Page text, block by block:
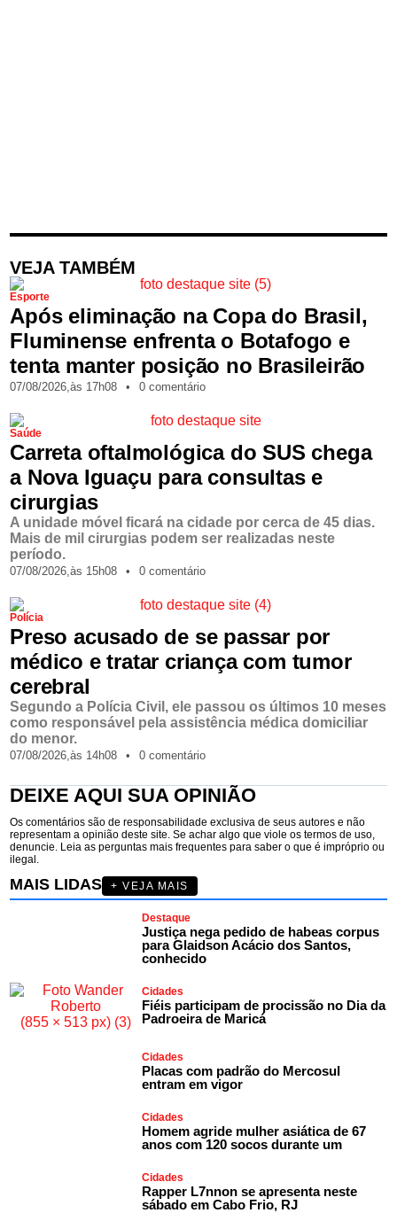
VEJA TAMBÉM
Esporte
Após eliminação na Copa do Brasil,
Fluminense enfrenta o Botafogo e
tenta manter posição no Brasileirão
07/08/2026,às 17h08 • 0 comentário
Saúde
Carreta oftalmológica do SUS chega
a Nova Iguaçu para consultas e
cirurgias
A unidade móvel ficará na cidade por cerca de 45 dias.
Mais de mil cirurgias podem ser realizadas neste
período.
07/08/2026,às 15h08 • 0 comentário
Polícia
Preso acusado de se passar por
médico e tratar criança com tumor
cerebral
Segundo a Polícia Civil, ele passou os últimos 10 meses
como responsável pela assistência médica domiciliar
do menor.
07/08/2026,às 14h08 • 0 comentário
DEIXE AQUI SUA OPINIÃO
Os comentários são de responsabilidade exclusiva de seus autores e não
representam a opinião deste site. Se achar algo que viole os termos de uso,
denuncie. Leia as perguntas mais frequentes para saber o que é impróprio ou
ilegal.
MAIS LIDAS + VEJA MAIS
Destaque
Justiça nega pedido de habeas corpus
para Glaidson Acácio dos Santos,
conhecido
Cidades
Fiéis participam de procissão no Dia da
Padroeira de Maricá
Cidades
Placas com padrão do Mercosul
entram em vigor
Cidades
Homem agride mulher asiática de 67
anos com 120 socos durante um
Cidades
Rapper L7nnon se apresenta neste
sábado em Cabo Frio, RJ